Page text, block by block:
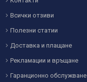
Всички отзиви
Полезни статии
Доставка и плащане
Рекламации и връщане
Гаранционно обслужване